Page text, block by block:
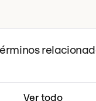
Ver todo